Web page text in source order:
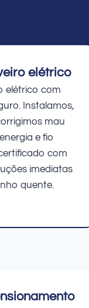
elétrico
elétrico com
Instalamos,
mau
e fio
com
imediatas
quente.